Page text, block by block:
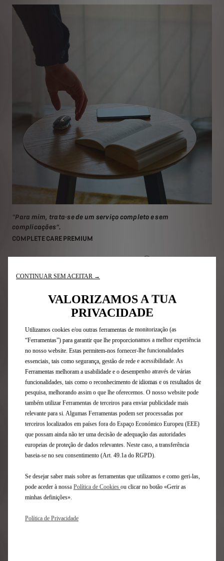
"Para mim, trata-se de um serviço completo e sem
complicações".
COMPLETE CARE PREMIUM
Revisões + DS Assistance
Falha de energia - se a sua bateria ficar sem energia,
Substituição de peças
Medição da capacidade da bateria no momento da
+ Viatura de cortesia
Revisão: Tem direito a um
+ DS Valet
Encontrar uma oficina
PERSONALIZE O SEU PLANO COM
COBERTURAS ADICIONAIS
CONTINUAR SEM ACEITAR →
VALORIZAMOS A TUA
PRIVACIDADE
Utilizamos cookies e/ou outras ferramentas de monitorização (as
“Ferramentas”) para garantir que lhe proporcionamos a melhor experiência
no nosso website. Estas permitem-nos fornecer-lhe funcionalidades
essenciais, tais como segurança, gestão de rede e acessibilidade. As
Ferramentas melhoram a usabilidade e o desempenho através de várias
funcionalidades, tais como o reconhecimento de idiomas e os resultados de
pesquisa, melhorando assim o que lhe oferecemos. O nosso website pode
também utilizar Ferramentas de terceiros para enviar publicidade mais
relevante para si. Algumas Ferramentas podem ser processadas por
terceiros localizados em países fora do Espaço Económico Europeu (EEE)
que possam ainda não ter uma decisão de adequação das autoridades
europeias de proteção de dados relevantes. Neste caso, a transferência
baseia-se no seu consentimento (Art. 49.1a do RGPD).
Se desejar saber mais sobre as ferramentas que utilizamos e como geri-las,
pode aceder à nossa Política de Cookies ou clicar no botão «Gerir as
minhas definições».
Política de Privacidade